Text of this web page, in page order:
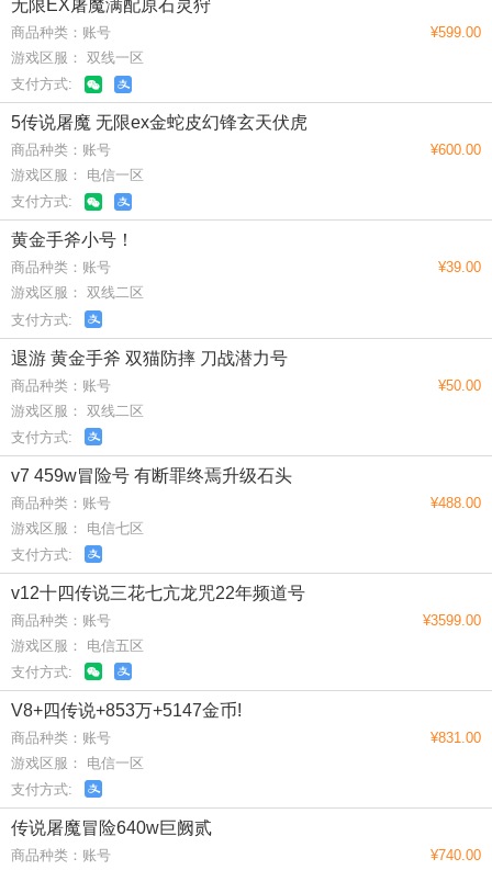
无限EX屠魔满配原石灵狩
商品种类：账号
游戏区服： 双线一区
支付方式:
¥599.00
5传说屠魔 无限ex金蛇皮幻锋玄天伏虎
商品种类：账号
游戏区服： 电信一区
支付方式:
¥600.00
黄金手斧小号！
商品种类：账号
游戏区服： 双线二区
支付方式:
¥39.00
退游 黄金手斧 双猫防摔 刀战潜力号
商品种类：账号
游戏区服： 双线二区
支付方式:
¥50.00
v7 459w冒险号 有断罪终焉升级石头
商品种类：账号
游戏区服： 电信七区
支付方式:
¥488.00
v12十四传说三花七亢龙咒22年频道号
商品种类：账号
游戏区服： 电信五区
支付方式:
¥3599.00
V8+四传说+853万+5147金币!
商品种类：账号
游戏区服： 电信一区
支付方式:
¥831.00
传说屠魔冒险640w巨阙贰
商品种类：账号
¥740.00